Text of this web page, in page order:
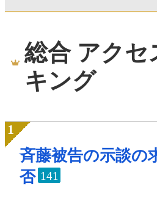
総合 アクセ
キング
斉藤被告の示談の
否 141